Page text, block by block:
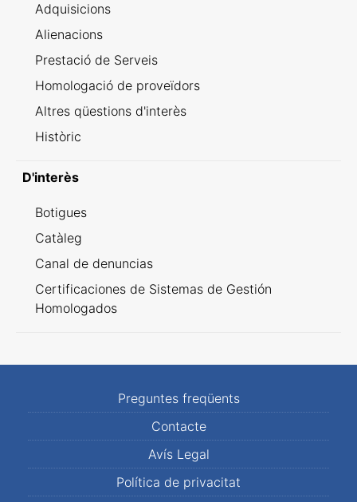
Adquisicions
Alienacions
Prestació de Serveis
Homologació de proveïdors
Altres qüestions d'interès
Històric
D'interès
Botigues
Catàleg
Canal de denuncias
Certificaciones de Sistemas de Gestión
Homologados
Preguntes freqüents
Contacte
Avís Legal
Política de privacitat